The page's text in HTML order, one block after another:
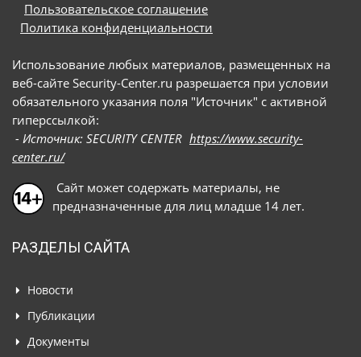
Пользовательское соглашение
Политика конфиденциальности
Использование любых материалов, размещенных на
веб-сайте Security-Center.ru разрешается при условии
обязательного указания поля "Источник" с активной
гиперссылкой:
- Источник: SECURITY CENTER https://www.security-
center.ru/
Сайт может содержать материалы, не
предназначенные для лиц младше 14 лет.
РАЗДЕЛЫ САЙТА
Новости
Публикации
Документы